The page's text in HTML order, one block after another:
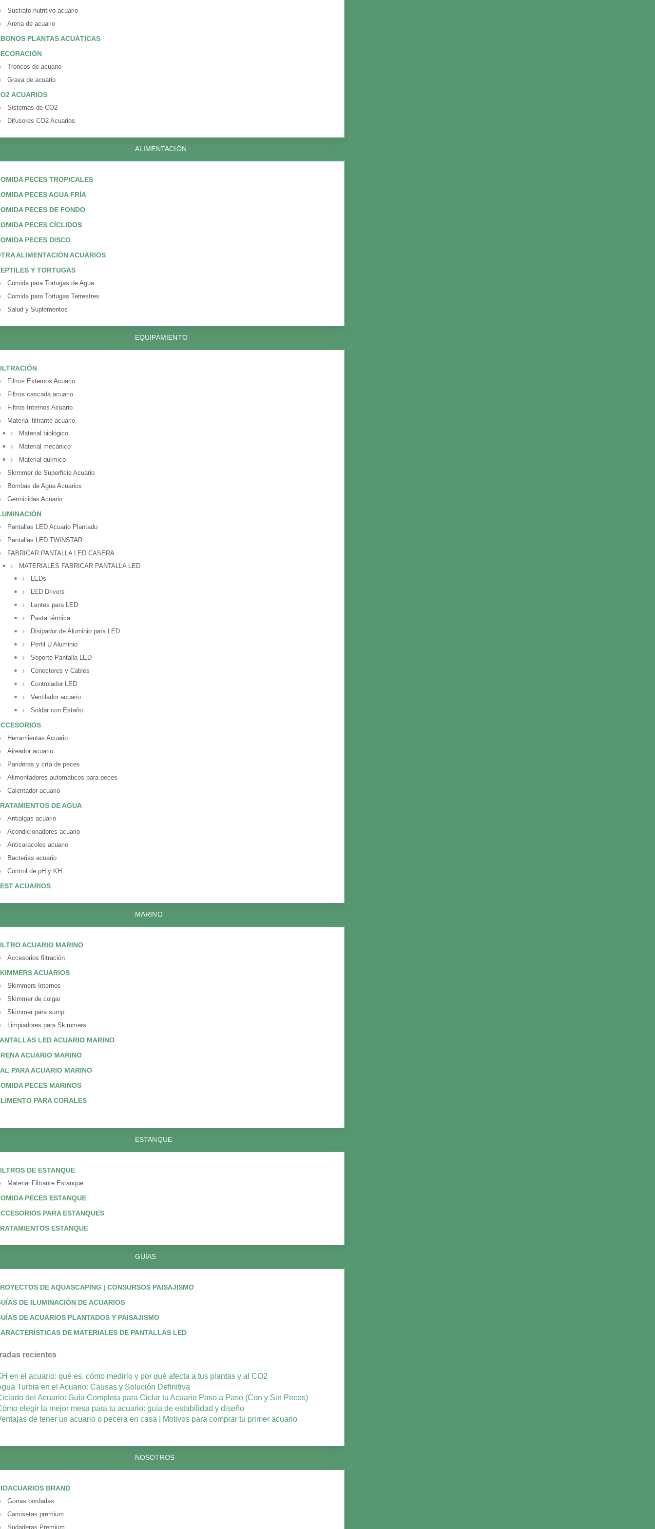
Sustrato nutritivo acuario
Arena de acuario
PLANTAS ACUÁTICAS
Troncos de acuario
Grava de acuario
ACUARIOS
Sistemas de CO2
Difusores CO2 Acuarios
ALIMENTACIÓN
PECES TROPICALES
PECES AGUA FRÍA
PECES DE FONDO
PECES CÍCLIDOS
PECES DISCO
ALIMENTACIÓN ACUARIOS
Y TORTUGAS
Comida para Tortugas de Agua
Comida para Tortugas Terrestres
Salud y Suplementos
EQUIPAMIENTO
Filtros Externos Acuario
Filtros cascada acuario
Filtros Internos Acuario
Material filtrante acuario
Material biológico
Material mecánico
Material químico
Skimmer de Superficie Acuario
Bombas de Agua Acuarios
Germicidas Acuario
Pantallas LED Acuario Plantado
Pantallas LED TWINSTAR
FABRICAR PANTALLA LED CASERA
MATERIALES FABRICAR PANTALLA LED
LEDs
LED Drivers
Lentes para LED
Pasta térmica
Disipador de Aluminio para LED
Perfil U Aluminio
Soporte Pantalla LED
Conectores y Cables
Controlador LED
Ventilador acuario
Soldar con Estaño
Herramientas Acuario
Aireador acuario
Parideras y cría de peces
Alimentadores automáticos para peces
Calentador acuario
DE AGUA
Antialgas acuario
Acondicionadores acuario
Anticaracoles acuario
Bacterias acuario
Control de pH y KH
ACUARIOS
MARINO
ACUARIO MARINO
Accesorios filtración
ACUARIOS
Skimmers Internos
Skimmer de colgar
Skimmer para sump
Limpiadores para Skimmers
LED ACUARIO MARINO
ACUARIO MARINO
PARA ACUARIO MARINO
PECES MARINOS
PARA CORALES
ESTANQUE
DE ESTANQUE
Material Filtrante Estanque
PECES ESTANQUE
PARA ESTANQUES
ESTANQUE
GUÍAS
DE AQUASCAPING | CONSURSOS PAISAJISMO
DE ILUMINACIÓN DE ACUARIOS
DE ACUARIOS PLANTADOS Y PAISAJISMO
DE MATERIALES DE PANTALLAS LED
recientes
en el acuario: qué es, cómo medirlo y por qué afecta a tus plantas y al CO2
Turbia en el Acuario: Causas y Solución Definitiva
del Acuario: Guía Completa para Ciclar tu Acuario Paso a Paso (Con y Sin Peces)
elegir la mejor mesa para tu acuario: guía de estabilidad y diseño
de tener un acuario o pecera en casa | Motivos para comprar tu primer acuario
NOSOTROS
BRAND
Gorras bordadas
Camisetas premium
Sudaderas Premium